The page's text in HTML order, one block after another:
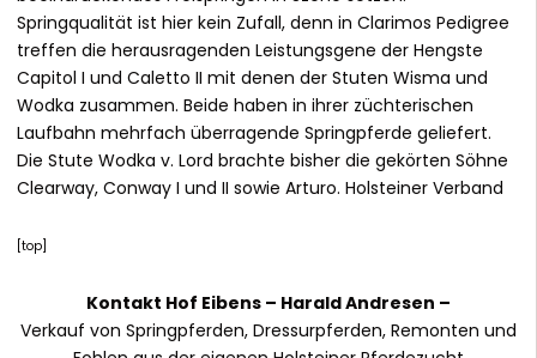
Springqualität ist hier kein Zufall, denn in Clarimos Pedigree
treffen die herausragenden Leistungsgene der Hengste
Capitol I und Caletto II mit denen der Stuten Wisma und
Wodka zusammen. Beide haben in ihrer züchterischen
Laufbahn mehrfach überragende Springpferde geliefert.
Die Stute Wodka v. Lord brachte bisher die gekörten Söhne
Clearway, Conway I und II sowie Arturo. Holsteiner Verband
top
Kontakt Hof Eibens – Harald Andresen –
Verkauf von Springpferden, Dressurpferden, Remonten und